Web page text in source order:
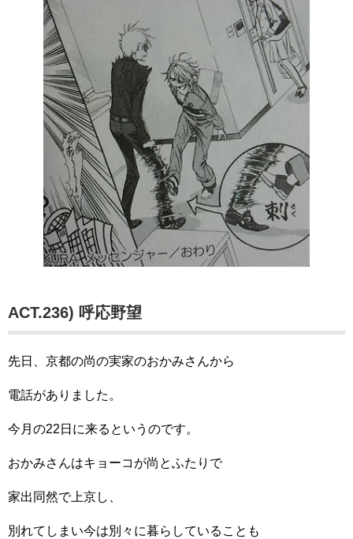
ACT.236) 呼応野望
先日、京都の尚の実家のおかみさんから
電話がありました。
今月の22日に来るというのです。
おかみさんはキョーコが尚とふたりで
家出同然で上京し、
別れてしまい今は別々に暮らしていることも